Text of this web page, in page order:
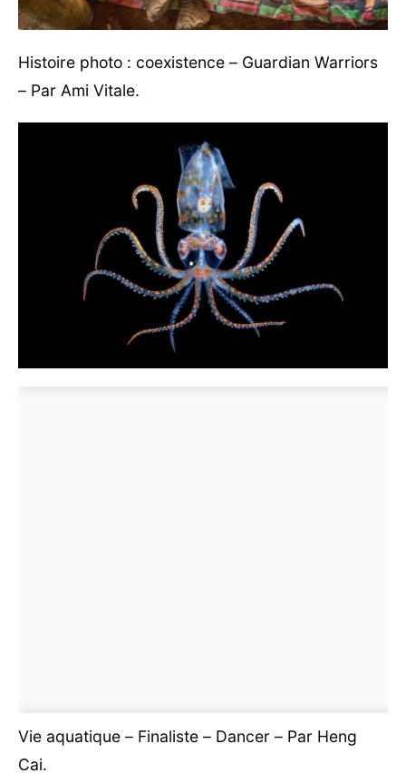
Histoire photo : coexistence – Guardian Warriors
– Par Ami Vitale.
Vie aquatique – Finaliste – Dancer – Par Heng
Cai.